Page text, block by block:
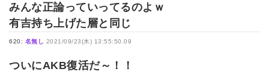
みんな正論っていってるのよｗ
有吉持ち上げた層と同じ
620: 名無し 2021/09/23(木) 13:55:50.09
ついにAKB復活だ～！！